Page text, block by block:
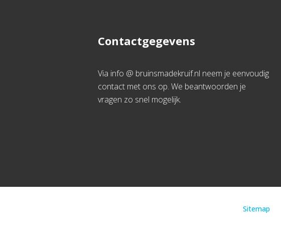
Contactgegevens
Via info @ bruinsmadekruif.nl neem je eenvoudig
contact met ons op. We beantwoorden je
vragen zo snel mogelijk.
Sitemap